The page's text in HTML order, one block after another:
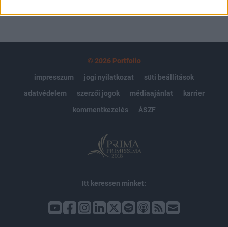
© 2026 Portfolio
impresszum
jogi nyilatkozat
süti beállítások
adatvédelem
szerzői jogok médiaajánlat
karrier
kommentkezelés
ÁSZF
Itt keressen minket: